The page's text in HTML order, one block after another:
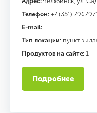
Телефон: +7 (351)
E-mail:
Тип локации: пункт
Продуктов на сайте: 1
Подробнее